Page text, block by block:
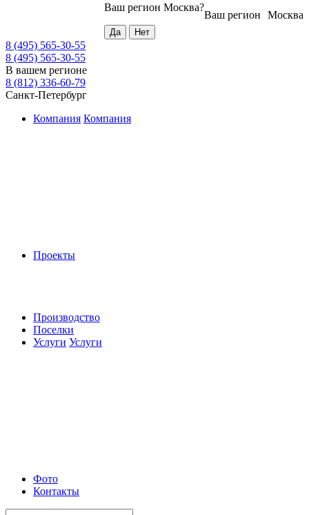
Москва
Ваш регион
Ваш регион Москва?
8 (495) 565-30-55
8 (495) 565-30-55
В вашем регионе
8 (812) 336-60-79
Санкт-Петербург
Компания Компания
Проекты
Производство
Поселки
Услуги Услуги
Фото
Контакты